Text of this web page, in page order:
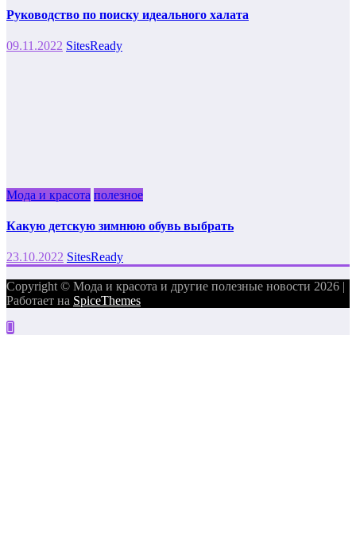
Руководство по поиску идеального халата
09.11.2022 SitesReady
Мода и красота полезное
Какую детскую зимнюю обувь выбрать
23.10.2022 SitesReady
Copyright © Мода и красота и другие полезные новости 2026 |
Работает на SpiceThemes